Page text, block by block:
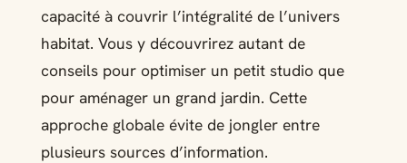
capacité à couvrir l’intégralité de l’univers
habitat. Vous y découvrirez autant de
conseils pour optimiser un petit studio que
pour aménager un grand jardin. Cette
approche globale évite de jongler entre
plusieurs sources d’information.